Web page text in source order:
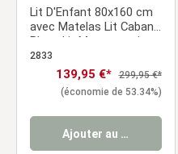
Lit D'Enfant 80x160 cm
avec Matelas Lit Cabane
Blanc Lit Montessori
Bébé Lit Maison
Sommier à Lattes
2833
Prix de vente :
139,95 €* Prix régulier :
299,95 €*
(économie de 53.34%)
Ajouter au panier